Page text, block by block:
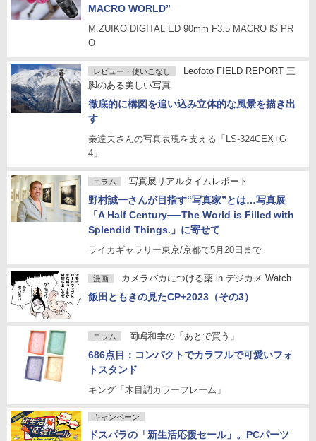
MACRO WORLD”
M.ZUIKO DIGITAL ED 90mm F3.5 MACRO IS PR
O
レビュー・使いこなし
Leofoto FIELD REPORT 三
脚のある美しい写真
徹底的に構図を追い込み立体的な風景を描き出
す
秦達夫さんの写真表現を支える「LS-324CEX+G
4」
コラム 写真展リアルタイムレポート
野村誠一さんが目指す“写真家”とは…写真展
「A Half Century──The World is Filled with
Splendid Things.」に寄せて
ライカギャラリー東京/京都で5月20日まで
漫画 カメラバカにつける薬 in デジカメ Watch
飯田ともきの見たCP+2023（その3）
コラム 岡嶋和幸の「あとで買う」
686点目：コンパクトでカラフルで可愛いフォ
トスタンド
キング「木目調カラーフレーム」
キャンペーン
ドスパラの「新生活応援セール」。PCパーツ